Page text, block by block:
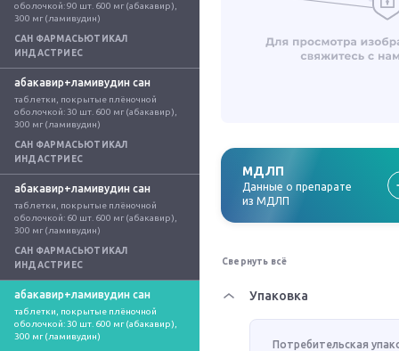
оболочкой: 90 шт. 600 мг (абакавир),
300 мг (ламивудин)
САН ФАРМАСЬЮТИКАЛ
ИНДАСТРИЕС
абакавир+ламивудин сан
таблетки, покрытые плёночной
оболочкой: 30 шт. 600 мг (абакавир),
300 мг (ламивудин)
САН ФАРМАСЬЮТИКАЛ
ИНДАСТРИЕС
абакавир+ламивудин сан
таблетки, покрытые плёночной
оболочкой: 60 шт. 600 мг (абакавир),
300 мг (ламивудин)
САН ФАРМАСЬЮТИКАЛ
ИНДАСТРИЕС
абакавир+ламивудин сан
таблетки, покрытые плёночной
оболочкой: 30 шт. 600 мг (абакавир),
300 мг (ламивудин)
МДЛП
Данные о препарате
из МДЛП
Свернуть всё
Упаковка
Потребительская